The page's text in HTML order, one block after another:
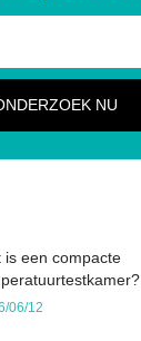
is een compacte
06/12